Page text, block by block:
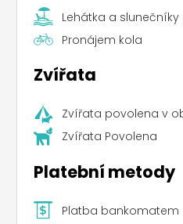
Lehátka a slunečníky
Pronájem kola
Zvířata
Zvířata povolena v
Zvířata Povolena
Platební metody
Platba bankomatem